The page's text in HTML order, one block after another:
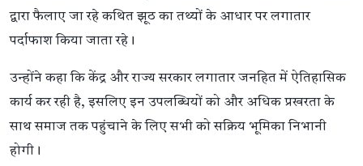
द्वारा फैलाए जा रहे कथित झूठ का तथ्यों के आधार पर लगातार
पर्दाफाश किया जाता रहे।
उन्होंने कहा कि केंद्र और राज्य सरकार लगातार जनहित में ऐतिहासिक
कार्य कर रही है, इसलिए इन उपलब्धियों को और अधिक प्रखरता के
साथ समाज तक पहुंचाने के लिए सभी को सक्रिय भूमिका निभानी
होगी।